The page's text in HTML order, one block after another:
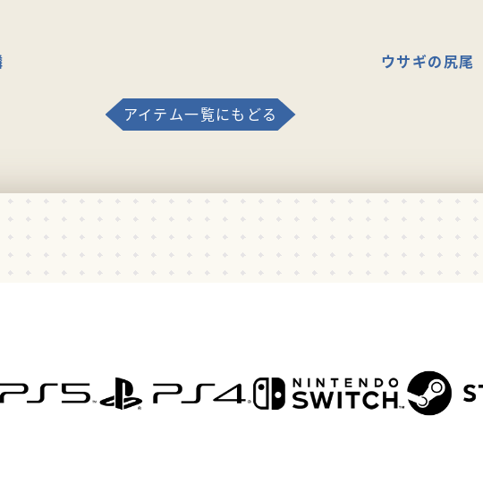
ウサギの尻尾
アイテム一覧にもどる